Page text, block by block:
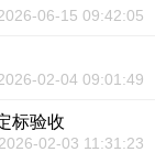
06-15 09:42:05
02-04 09:01:49
标验收
2026-02-03 11:31:23